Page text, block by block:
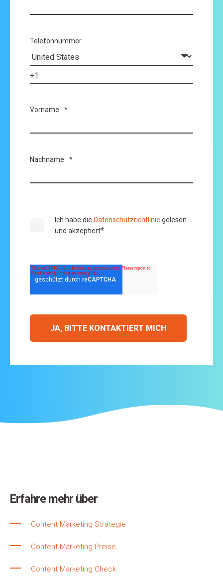
Telefonnummer
Vorname *
Nachname *
Ich habe die Datenschutzrichtlinie gelesen
und akzeptiert*
Erfahre mehr über
Content Marketing Strategie
Content Marketing Preise
Content Marketing Check